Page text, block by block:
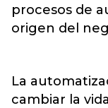
procesos de
origen del
La
cambiar la